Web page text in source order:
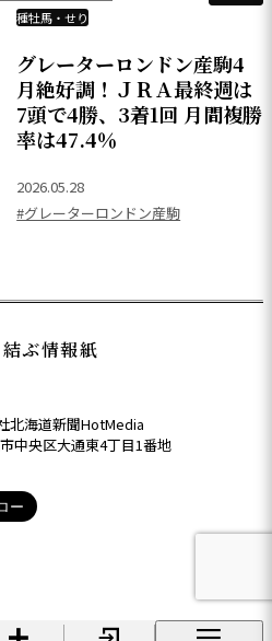
種牡馬・せり
グレーターロンドン産駒4
月絶好調！ＪＲＡ最終週は
7頭で4勝、3着1回 月間複勝
率は47.4％
2026.05.28
#グレーターロンドン産駒
ぶ情報紙
北海道新聞HotMedia
中央区大通東4丁目1番地